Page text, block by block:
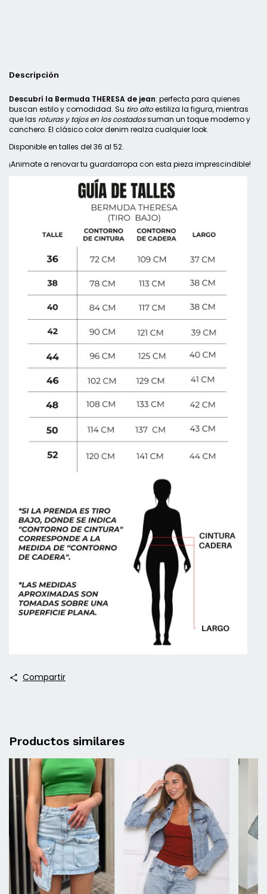
Descripción
Descubrí la Bermuda THERESA de jean: perfecta para quienes
buscan estilo y comodidad. Su tiro altoestiliza la figura, mientras
que las roturas y tajos en los costadossuman un toque moderno y
canchero. El clásico color denim realza cualquier look.
Disponible en talles del 36 al 52.
¡Animate a renovar tu guardarropa con esta pieza imprescindible!
Compartir
Productos similares